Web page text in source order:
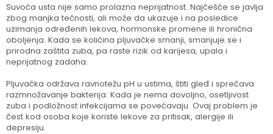
Suvoća usta nije samo prolazna neprijatnost. Najčešće se javlja
zbog manjka tečnosti, ali može da ukazuje i na posledice
uzimanja određenih lekova, hormonske promene ili hronična
oboljenja. Kada se količina pljuvačke smanji, smanjuje se i
prirodna zaštita zuba, pa raste rizik od karijesa, upala i
neprijatnog zadaha.
Pljuvačka održava ravnotežu pH u ustima, štiti gleđ i sprečava
razmnožavanje bakterija. Kada je nema dovoljno, osetljivost
zuba i podložnost infekcijama se povećavaju. Ovaj problem je
čest kod osoba koje koriste lekove za pritisak, alergije ili
depresiju.